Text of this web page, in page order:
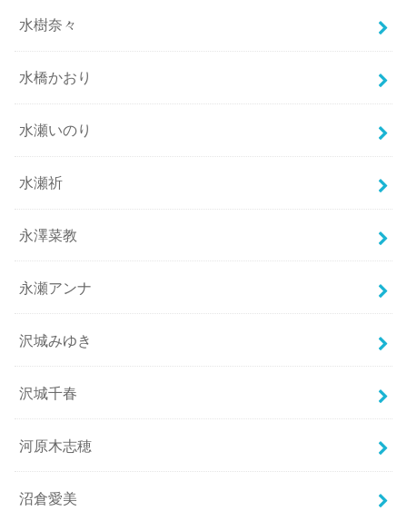
水樹奈々
水橋かおり
水瀬いのり
水瀬祈
永澤菜教
永瀬アンナ
沢城みゆき
沢城千春
河原木志穂
沼倉愛美